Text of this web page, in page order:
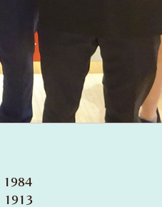
1984
1913